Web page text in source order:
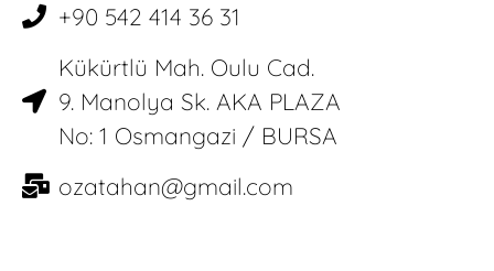
+90 542 414 36 31
Kükürtlü Mah. Oulu Cad.
9. Manolya Sk. AKA PLAZA
No: 1 Osmangazi / BURSA
ozatahan@gmail.com